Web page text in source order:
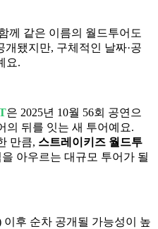
께 같은 이름의 월드투어도
됐지만, 구체적인 날짜·공
요.
은 2025년 10월 56회 공연으
의 뒤를 잇는 새 투어예요.
만큼, 스트레이키즈 월드투
을 아우르는 대규모 투어가 될
후 순차 공개될 가능성이 높